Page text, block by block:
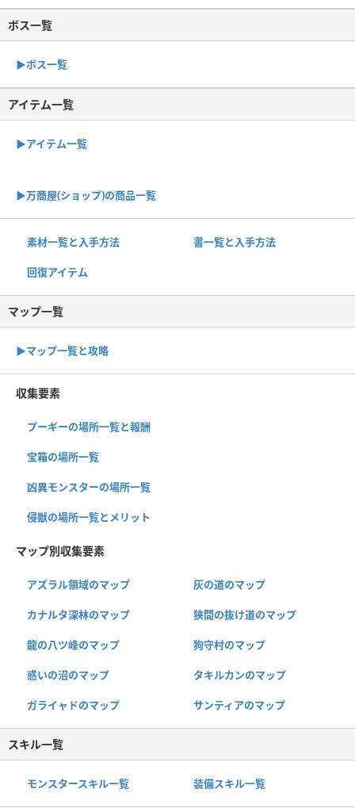
ボス一覧
▶︎ボス一覧
アイテム一覧
▶アイテム一覧
▶︎万商屋(ショップ)の商品一覧
素材一覧と入手方法 書一覧と入手方法
回復アイテム
マップ一覧
▶︎マップ一覧と攻略
収集要素
プーギーの場所一覧と報酬
宝箱の場所一覧
凶異モンスターの場所一覧
侵獣の場所一覧とメリット
マップ別収集要素
アズラル領域のマップ 灰の道のマップ
カナルタ深林のマップ 狭間の抜け道のマップ
龍の八ツ峰のマップ 狗守村のマップ
惑いの沼のマップ タキルカンのマップ
ガライャドのマップ サンティアのマップ
スキル一覧
モンスタースキル一覧 装備スキル一覧